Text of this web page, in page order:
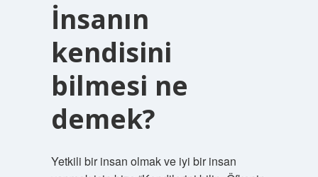
İnsanın
kendisini
bilmesi ne
demek?
Yetkili bir insan olmak ve iyi bir insan